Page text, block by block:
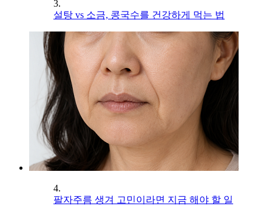
3.
설탕 vs 소금, 콩국수를 건강하게 먹는 법
4.
팔자주름 생겨 고민이라면 지금 해야 할 일